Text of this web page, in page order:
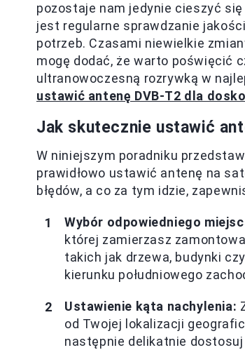
pozostaje nam jedynie cieszyć
jest regularne sprawdzanie
potrzeb. Czasami niewielkie
mogę dodać, że warto poświęcić
ultranowoczesną rozrywką w
ustawić antenę DVB-T2 dla
Jak skutecznie ustawić
W niniejszym poradniku
prawidłowo ustawić antenę na
błędów, a co za tym idzie,
Wybór odpowiedniego
której zamierzasz
takich jak drzewa, budynki
kierunku południowego
Ustawienie kąta nachylenia:
od Twojej lokalizacji
następnie delikatnie